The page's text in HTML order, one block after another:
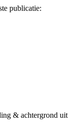
publicatie:
& achtergrond uit